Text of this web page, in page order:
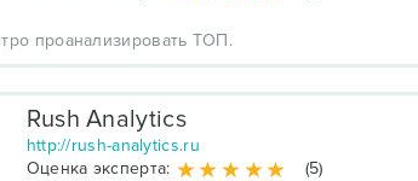
проанализировать ТОП.
Rush Analytics
http://rush-analytics.ru
Оценка эксперта:
(5)